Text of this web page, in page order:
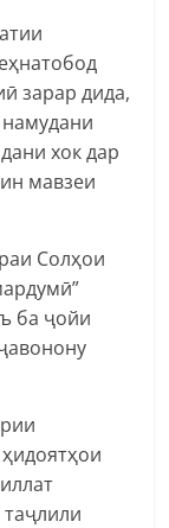
зарар дида,
хок дар
мавзеи
Солҳои
ба ҷойи